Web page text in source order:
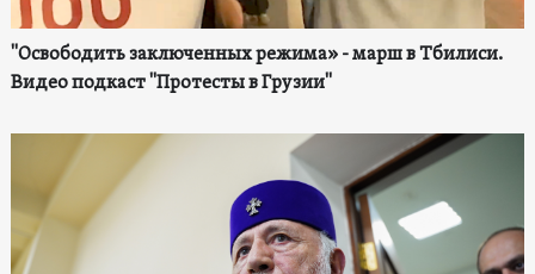
"Освободить заключенных режима» - марш в Тбилиси.
Видео подкаст "Протесты в Грузии"